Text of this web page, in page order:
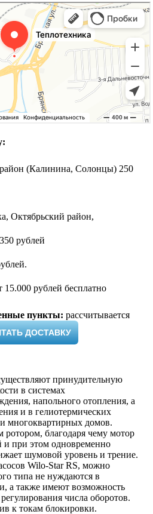
(Калинина, Солонцы) 250
Октябрьский район,
рублей
15.000 рублей бесплатно
пункты: рассчитывается
ДОСТАВКУ
принудительную
в системах
напольного отопления, а
и в гелиотермических
многоквартирных домов.
благодаря чему мотор
и при этом одновременно
шумовой уровень и трение.
Wilo-Star RS, можно
типа не нуждаются в
а также имеют возможность
числа оборотов.
к токам блокировки.